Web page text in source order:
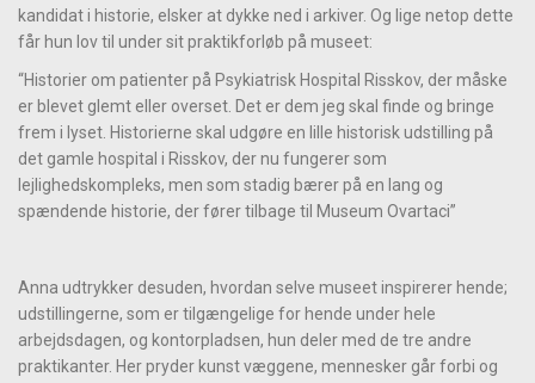
kandidat i historie, elsker at dykke ned i arkiver. Og lige netop dette
får hun lov til under sit praktikforløb på museet:
“Historier om patienter på Psykiatrisk Hospital Risskov, der måske
er blevet glemt eller overset. Det er dem jeg skal finde og bringe
frem i lyset. Historierne skal udgøre en lille historisk udstilling på
det gamle hospital i Risskov, der nu fungerer som
lejlighedskompleks, men som stadig bærer på en lang og
spændende historie, der fører tilbage til Museum Ovartaci”
Anna udtrykker desuden, hvordan selve museet inspirerer hende;
udstillingerne, som er tilgængelige for hende under hele
arbejdsdagen, og kontorpladsen, hun deler med de tre andre
praktikanter. Her pryder kunst væggene, mennesker går forbi og